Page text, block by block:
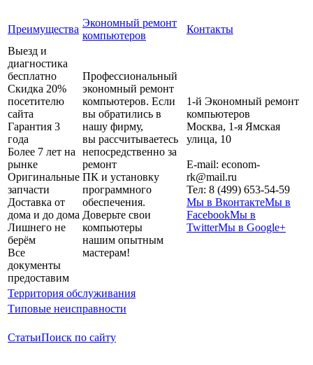
Преимущества
Экономный ремонт
компьютеров
Контакты
Выезд и
диагностика
бесплатно
Скидка 20%
посетителю
сайта
Гарантия 3
года
Более 7 лет на
рынке
Оригинальные
запчасти
Доставка от
дома и до дома
Лишнего не
берём
Все
документы
предоставим
Профессиональный
экономный ремонт
компьютеров. Если
вы обратились в
нашу фирму,
вы рассчитываетесь
непосредственно за
ремонт
ПК и установку
программного
обеспечения.
Доверьте свои
компьютеры
нашим опытным
мастерам!
1-й Экономный ремонт
компьютеров
Москва, 1-я Ямская
улица, 10
E-mail: econom-
rk@mail.ru
Тел: 8 (499) 653-54-59
Мы в ВконтактеМы в
FacebookМы в
TwitterМы в Google+
Территория обслуживания
Типовые неисправности
СтатьиПоиск по сайту